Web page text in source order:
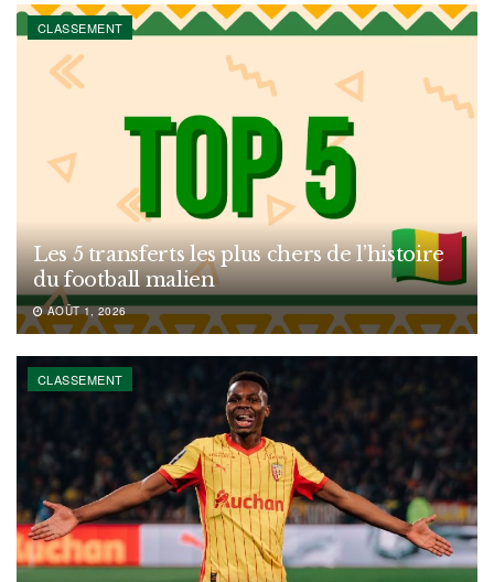
CLASSEMENT
Les 5 transferts les plus chers de l’histoire
du football malien
AOÛT 1, 2026
CLASSEMENT